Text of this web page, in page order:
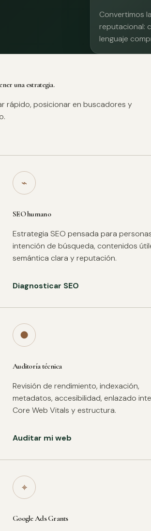
Convertimos
reputacional:
lenguaje
una estrategia.
rápido, posicionar en buscadores y
⌁
SEO humano
Estrategia SEO pensada para
intención de búsqueda, contenidos
semántica clara y reputación.
Diagnosticar SEO
●
Auditoría técnica
Revisión de rendimiento, indexación,
metadatos, accesibilidad, enlazado
Core Web Vitals y estructura.
Auditar mi web
⌖
Google Ads Grants